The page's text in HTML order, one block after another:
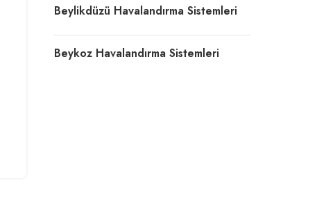
Beylikdüzü Havalandırma Sistemleri
Beykoz Havalandırma Sistemleri